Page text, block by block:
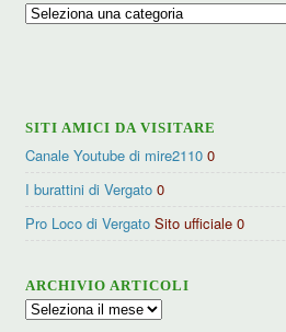
Ricerca
SITI AMICI DA VISITARE
Canale Youtube di mire2110 0
I burattini di Vergato 0
Pro Loco di Vergato Sito ufficiale 0
ARCHIVIO ARTICOLI
Archivio